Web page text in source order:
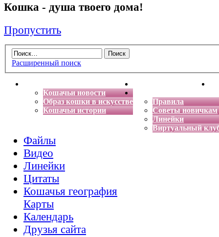
Кошка - душа твоего дома!
Пропустить
Расширенный поиск
Кошачьи новости
Образ кошки в искусстве
Кошачьи истории
Энциклопедия кошек
Правила
Советы новичкам
Линейки
Виртуальный
Файлы
Видео
Линейки
Цитаты
Кошачья география
Карты
Календарь
Друзья сайта